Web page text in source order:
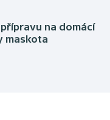
na domácí
maskota